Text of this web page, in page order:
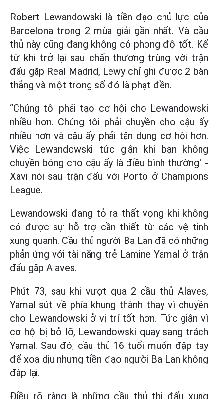
Robert Lewandowski là tiền đạo chủ lực của
Barcelona trong 2 mùa giải gần nhất. Và cầu
thủ này cũng đang không có phong độ tốt. Kể
từ khi trở lại sau chấn thương trùng với trận
đấu gặp Real Madrid, Lewy chỉ ghi được 2 bàn
thắng và một trong số đó là phạt đền.
“Chúng tôi phải tạo cơ hội cho Lewandowski
nhiều hơn. Chúng tôi phải chuyền cho cậu ấy
nhiều hơn và cậu ấy phải tận dụng cơ hội hơn.
Việc Lewandowski tức giận khi bạn không
chuyền bóng cho cậu ấy là điều bình thường" -
Xavi nói sau trận đấu với Porto ở Champions
League.
Lewandowski đang tỏ ra thất vọng khi không
có được sự hỗ trợ cần thiết từ các vệ tinh
xung quanh. Cầu thủ người Ba Lan đã có những
phản ứng với tài năng trẻ Lamine Yamal ở trận
đấu gặp Alaves.
Phút 73, sau khi vượt qua 2 cầu thủ Alaves,
Yamal sút về phía khung thành thay vì chuyền
cho Lewandowski ở vị trí tốt hơn. Tức giận vì
cơ hội bị bỏ lỡ, Lewandowski quay sang trách
Yamal. Sau đó, cầu thủ 16 tuổi muốn đập tay
để xoa dịu nhưng tiền đạo người Ba Lan không
đáp lại.
Điều rõ ràng là những cầu thủ thi đấu xung